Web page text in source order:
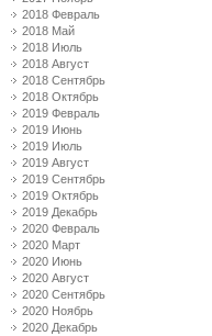
2018 Февраль
2018 Май
2018 Июль
2018 Август
2018 Сентябрь
2018 Октябрь
2019 Февраль
2019 Июнь
2019 Июль
2019 Август
2019 Сентябрь
2019 Октябрь
2019 Декабрь
2020 Февраль
2020 Март
2020 Июнь
2020 Август
2020 Сентябрь
2020 Ноябрь
2020 Декабрь